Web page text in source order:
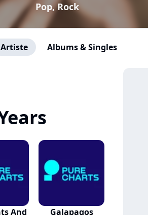
Pop, Rock
Artiste Albums & Singles
And
Galapagos